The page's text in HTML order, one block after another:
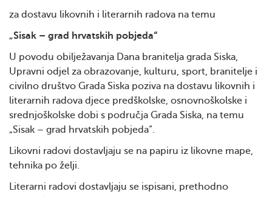
za dostavu likovnih i literarnih radova na temu
„Sisak – grad hrvatskih pobjeda“
U povodu obilježavanja Dana branitelja grada Siska,
Upravni odjel za obrazovanje, kulturu, sport, branitelje i
civilno društvo Grada Siska poziva na dostavu likovnih i
literarnih radova djece predškolske, osnovnoškolske i
srednjoškolske dobi s područja Grada Siska, na temu
„Sisak – grad hrvatskih pobjeda“.
Likovni radovi dostavljaju se na papiru iz likovne mape,
tehnika po želji.
Literarni radovi dostavljaju se ispisani, prethodno